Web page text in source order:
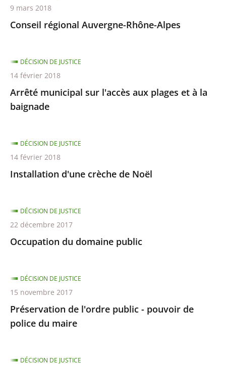
Conseil régional Auvergne-Rhône-Alpes
9 mars 2018
Arrêté municipal sur l'accès aux plages et à la
baignade
DÉCISION DE JUSTICE
14 février 2018
Installation d'une crèche de Noël
DÉCISION DE JUSTICE
14 février 2018
Occupation du domaine public
DÉCISION DE JUSTICE
22 décembre 2017
Préservation de l'ordre public - pouvoir de
police du maire
DÉCISION DE JUSTICE
15 novembre 2017
DÉCISION DE JUSTICE